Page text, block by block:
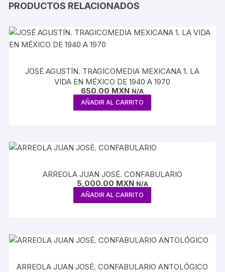
PRODUCTOS RELACIONADOS
JOSÉ AGUSTÍN. TRAGICOMEDIA MEXICANA 1. LA
VIDA EN MÉXICO DE 1940 A 1970
650.00 MXN N/A
AÑADIR AL CARRITO
ARREOLA JUAN JOSÉ. CONFABULARIO
5,000.00 MXN N/A
AÑADIR AL CARRITO
ARREOLA JUAN JOSÉ. CONFABULARIO ANTOLÓGICO